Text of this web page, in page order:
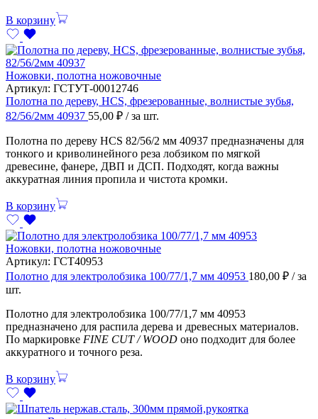
В корзину
Ножовки, полотна ножовочные
Артикул: ГСТУТ-00012746
Полотна по дереву, HCS, фрезерованные, волнистые зубья,
82/56/2мм 40937 55,00 ₽ / за шт.
Полотна по дереву HCS 82/56/2 мм 40937 предназначены для
тонкого и криволинейного реза лобзиком по мягкой
древесине, фанере, ДВП и ДСП. Подходят, когда важны
аккуратная линия пропила и чистота кромки.
В корзину
Ножовки, полотна ножовочные
Артикул: ГСТ40953
Полотно для электролобзика 100/77/1,7 мм 40953 180,00 ₽ / за
шт.
Полотно для электролобзика 100/77/1,7 мм 40953
предназначено для распила дерева и древесных материалов.
По маркировке FINE CUT / WOOD оно подходит для более
аккуратного и точного реза.
В корзину